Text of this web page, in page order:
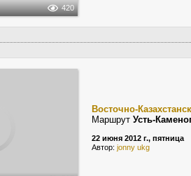
420
Восточно-
Маршрут Усть-
22 июня 2012 г., пятница
Автор: jonny ukg